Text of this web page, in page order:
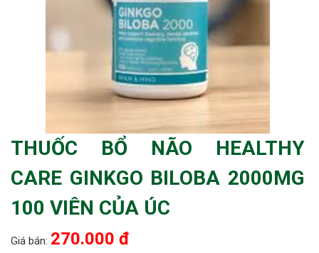
THUỐC BỔ NÃO HEALTHY
CARE GINKGO BILOBA 2000MG
100 VIÊN CỦA ÚC
Giá bán: 270.000 đ